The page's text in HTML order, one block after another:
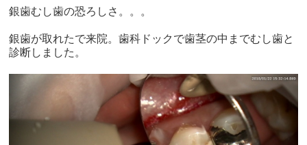
銀歯むし歯の恐ろしさ。。。
銀歯が取れたで来院。歯科ドックで歯茎の中までむし歯と
診断しました。